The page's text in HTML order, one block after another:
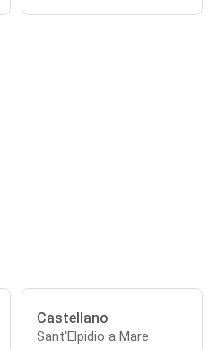
Castellano
Sant'Elpidio a Mare